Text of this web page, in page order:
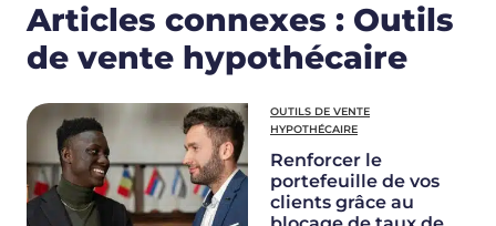
Articles connexes : Outils
de vente hypothécaire
OUTILS DE VENTE
HYPOTHÉCAIRE
Renforcer le
portefeuille de vos
clients grâce au